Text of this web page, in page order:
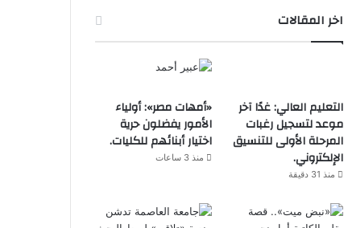
اخر المقالات
التعليم العالي: غدًا آخر
موعد لتسجيل رغبات
المرحلة الأولى للتنسيق
الإلكتروني.
منذ 31 دقيقة
«أمهات مصر»: أولياء
الأمور يفضلون حرية
اختيار أبنائهم للكليات.
منذ 3 ساعات